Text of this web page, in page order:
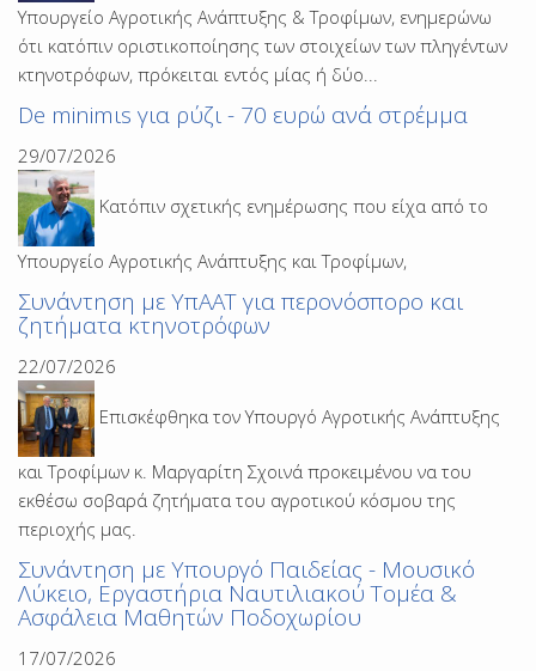
Υπουργείο Αγροτικής Ανάπτυξης & Τροφίμων, ενημερώνω
ότι κατόπιν οριστικοποίησης των στοιχείων των πληγέντων
κτηνοτρόφων, πρόκειται εντός μίας ή δύο...
De minimιs για ρύζι - 70 ευρώ ανά στρέμμα
29/07/2026
Κατόπιν σχετικής ενημέρωσης που είχα από το
Υπουργείο Αγροτικής Ανάπτυξης και Τροφίμων,
Συνάντηση με ΥπΑΑΤ για περονόσπορο και
ζητήματα κτηνοτρόφων
22/07/2026
Επισκέφθηκα τον Υπουργό Αγροτικής Ανάπτυξης
και Τροφίμων κ. Μαργαρίτη Σχοινά προκειμένου να του
εκθέσω σοβαρά ζητήματα του αγροτικού κόσμου της
περιοχής μας.
Συνάντηση με Υπουργό Παιδείας - Μουσικό
Λύκειο, Εργαστήρια Ναυτιλιακού Τομέα &
Ασφάλεια Μαθητών Ποδοχωρίου
17/07/2026